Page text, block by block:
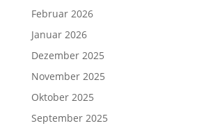
Februar 2026
Januar 2026
Dezember 2025
November 2025
Oktober 2025
September 2025